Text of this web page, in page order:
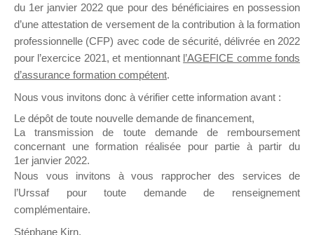
Ce groupe est destiné aux Organismes de
Formation qui souhaitent répondre à l’Appel à
Propositions Mallette du Dirigeant.
Ce groupe propose un forum dédié au support
sur lequel il est possible de laisser un message
ou poser une question.
NB : Il est nécessaire d’être
pouvoir rejoindre ce groupe
du 1er janvier 2022 que pour des bénéficiaires en possession
d’une attestation de versement de la contribution à la formation
professionnelle (CFP) avec code de sécurité, délivrée en 2022
pour l’exercice 2021, et mentionnant l’AGEFICE comme fonds
d’assurance formation compétent.
Nous vous invitons donc à vérifier cette information avant :
Le dépôt de toute nouvelle demande de financement,
La transmission de toute demande de remboursement
concernant une formation réalisée pour partie à partir du
1er janvier 2022.
Nous vous invitons à vous rapprocher des services de
l’Urssaf pour toute demande de renseignement
complémentaire.
Stéphane Kirn,